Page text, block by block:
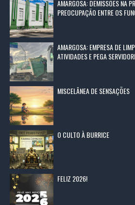
AMARGOSA: DEMISSÕES NA
PREOCUPAÇÃO ENTRE OS
AMARGOSA: EMPRESA DE
ATIVIDADES E PEGA
MISCELÂNEA DE SENSAÇÕES
O CULTO À BURRICE
FELIZ 2026!